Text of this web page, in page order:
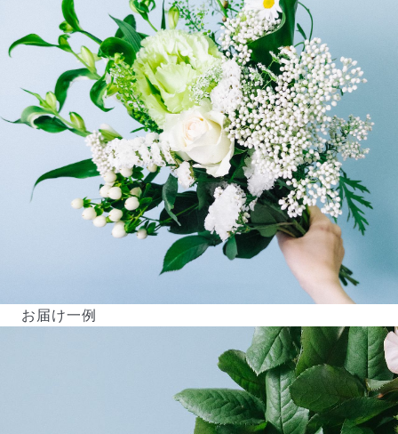
お届け一例